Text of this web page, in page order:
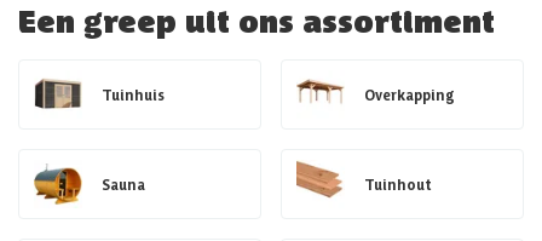
Een greep uit ons assortiment
Tuinhuis Overkapping
Sauna Tuinhout